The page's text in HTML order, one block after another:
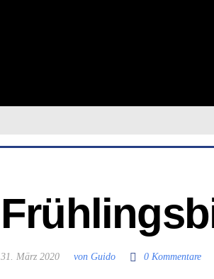
31. März 2020 von Guido 0 Kommentare